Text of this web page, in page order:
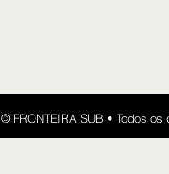
​​© FRONTEIRA SUB • Todos